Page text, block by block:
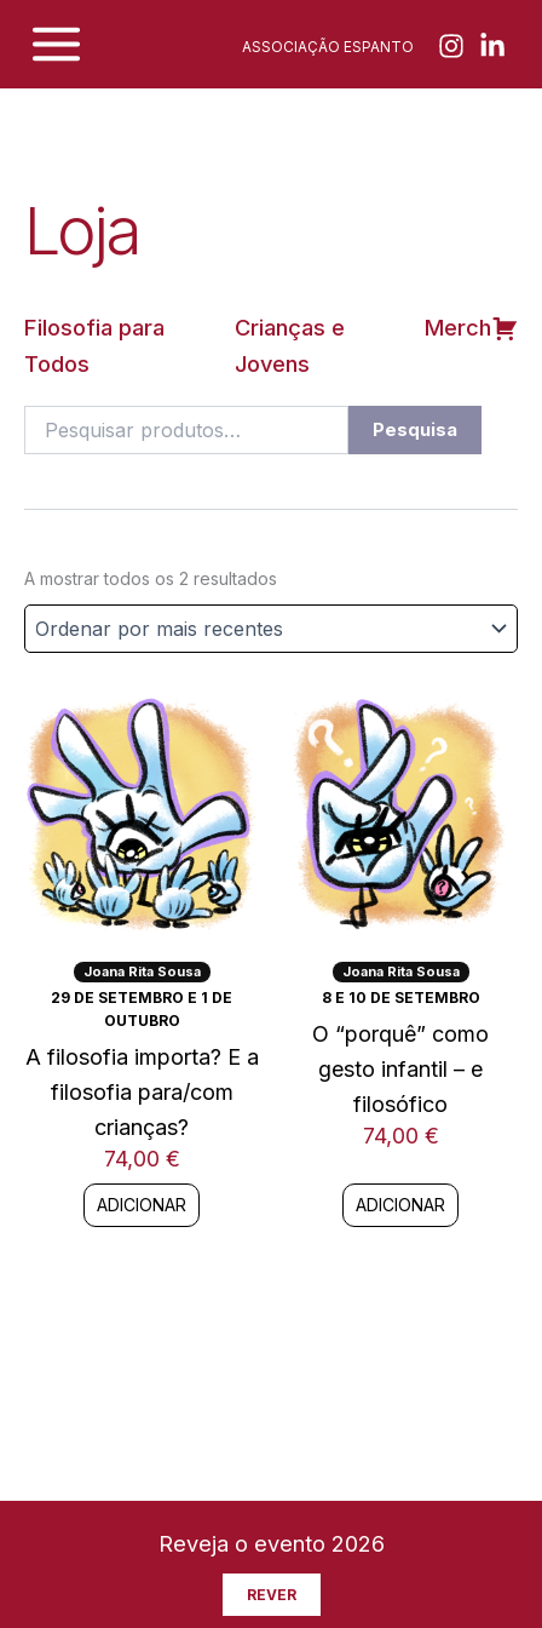
content
ASSOCIAÇÃO ESPANTO
Loja
Filosofia para
Todos
Crianças e
Jovens
Merch
por:
Pesquisa
A mostrar todos os 2 resultados
mais
recentes
Joana Rita Sousa
29 DE SETEMBRO E 1 DE
OUTUBRO
A filosofia importa? E a
filosofia para/com
crianças?
74,00 €
ADICIONAR
Joana Rita Sousa
8 E 10 DE SETEMBRO
O “porquê” como
gesto infantil – e
filosófico
74,00 €
ADICIONAR
Reveja o evento 2026
REVER